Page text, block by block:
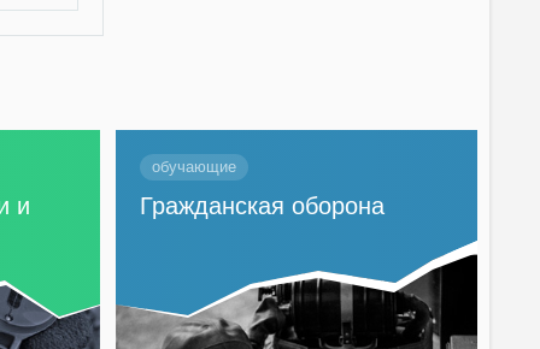
и
обучающие
Гражданская оборона